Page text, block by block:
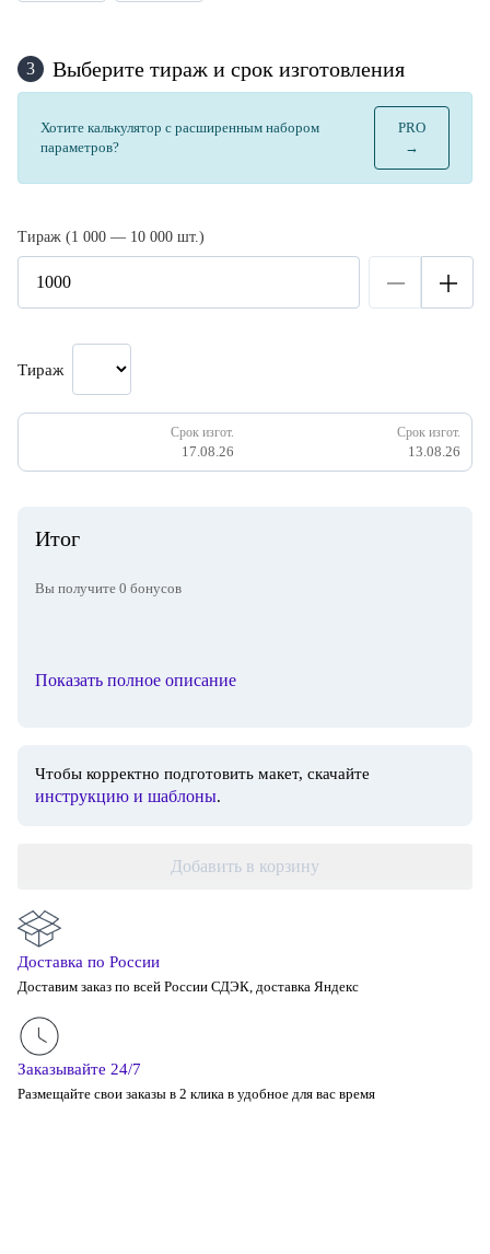
3 Выберите тираж и срок изготовления
Хотите калькулятор с расширенным набором
параметров?
PRO
→
Тираж (1 000 — 10 000 шт.)
Тираж
Срок изгот.
17.08.26
Срок изгот.
13.08.26
Итог
Вы получите 0 бонусов
Показать полное описание
Чтобы корректно подготовить макет, скачайте
инструкцию и шаблоны.
Добавить в корзину
Доставка по России
Доставим заказ по всей России СДЭК, доставка Яндекс
Заказывайте 24/7
Размещайте свои заказы в 2 клика в удобное для вас время